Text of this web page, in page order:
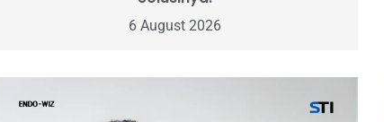
6 August 2026